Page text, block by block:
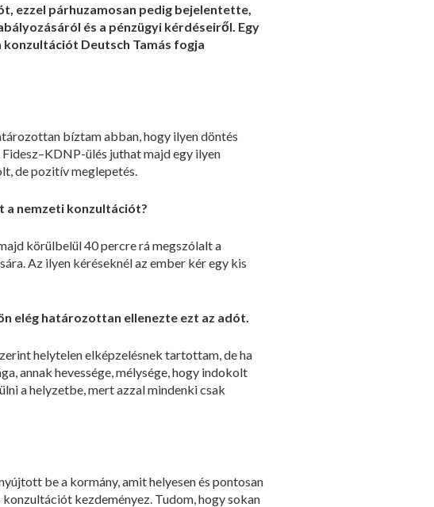
ezzel párhuzamosan pedig bejelentette,
és a pénzügyi kérdéseiről. Egy
Deutsch Tamás fogja
bíztam abban, hogy ilyen döntés
ülés juthat majd egy ilyen
de pozitív meglepetés.
a nemzeti konzultációt?
körülbelül 40 percre rá megszólalt a
Az ilyen kéréseknél az ember kér egy kis
elég határozottan ellenezte ezt az adót.
helytelen elképzelésnek tartottam, de ha
annak hevessége, mélysége, hogy indokolt
a helyzetbe, mert azzal mindenki csak
be a kormány, amit helyesen és pontosan
kezdeményez. Tudom, hogy sokan